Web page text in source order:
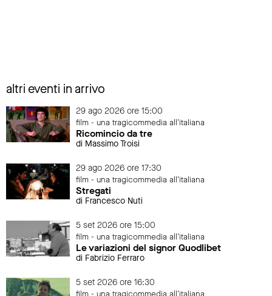
altri eventi in arrivo
29 ago 2026 ore 15:00
film - una tragicommedia all'italiana
Ricomincio da tre
di Massimo Troisi
29 ago 2026 ore 17:30
film - una tragicommedia all'italiana
Stregati
di Francesco Nuti
5 set 2026 ore 15:00
film - una tragicommedia all'italiana
Le variazioni del signor Quodlibet
di Fabrizio Ferraro
5 set 2026 ore 16:30